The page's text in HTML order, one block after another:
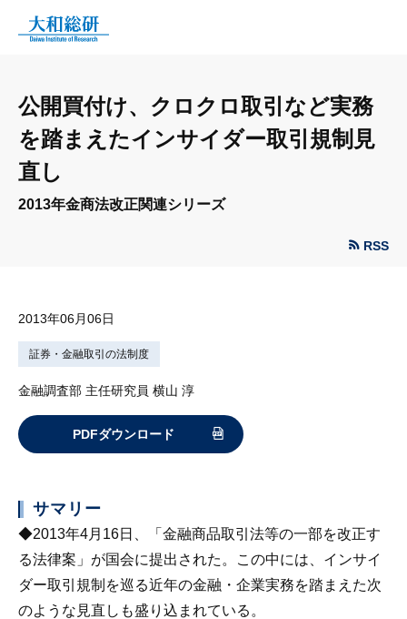
公開買付け、クロクロ取引など実務
を踏まえたインサイダー取引規制見
直し
2013年金商法改正関連シリーズ
RSS
2013年06月06日
証券・金融取引の法制度
金融調査部 主任研究員 横山 淳
PDFダウンロード
サマリー
◆2013年4月16日、「金融商品取引法等の一部を改正す
る法律案」が国会に提出された。この中には、インサイ
ダー取引規制を巡る近年の金融・企業実務を踏まえた次
のような見直しも盛り込まれている。